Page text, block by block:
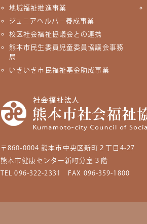
地域福祉推進事業
ジュニアヘルパー養成事業
校区社会福祉協議会との連携
熊本市民生委員児童委員協議会事務
局
いきいき市民福祉基金助成事業
〒860-0004熊本市中央区新町２丁目4-27
熊本市健康センター新町分室３階
TEL 096-322-2331 FAX 096-359-1800